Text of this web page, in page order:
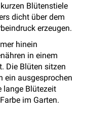
Blütenstiele
dicht über dem
erzeugen.
hinein
in einem
Die Blüten sitzen
ein ausgesprochen
lange Blütezeit
im Garten.